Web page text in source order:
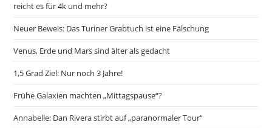
reicht es für 4k und mehr?
Neuer Beweis: Das Turiner Grabtuch ist eine Fälschung
Venus, Erde und Mars sind älter als gedacht
1,5 Grad Ziel: Nur noch 3 Jahre!
Frühe Galaxien machten „Mittagspause“?
Annabelle: Dan Rivera stirbt auf „paranormaler Tour“